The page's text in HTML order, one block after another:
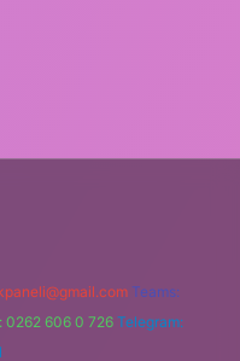
Teams:
0262 606 0 726 Telegram: